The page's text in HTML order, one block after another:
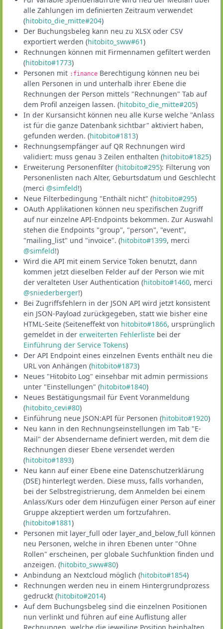
alle Zahlungen im definierten Zeitraum verwendet
(hitobito_die_mitte#204)
Der Buchungsbeleg kann neu zu XLSX oder CSV
exportiert werden (hitobito_sww#61)
Rechnungen können mit Firmennamen gefiltert werden
(hitobito#1773)
Personen mit :finance Berechtigung können neu bei
allen Personen in und unterhalb ihrer Ebene die
Rechnungen der Person mittels "Rechnungen" Tab auf
dem Profil anzeigen lassen. (hitobito_die_mitte#205)
In der Kursansicht können neu alle Kurse welche "Anlass
ist für die ganze Datenbank sichtbar" aktiviert haben,
gefunden werden. (hitobito#1813)
Rechnungsempfänger auf QR Rechnungen wird
validiert: muss genau 3 Zeilen enthalten (hitobito#1825)
Erweiterung Personenfilter (hitobito#295): Filterung von
Personenlisten nach Alter, Geburtsdatum und Geschlecht
(merci @simfeld!)
Neue Filterbedingung "Enthält nicht" (hitobito#295)
OAuth Applikationen können neu spezifischen Zugriff
auf nur einzelne API-Endpoints bekommen. Zur Auswahl
stehen die Endpoints "group", "person", "event",
"mailing_list" und "invoice". (hitobito#1399, merci
@simfeld!)
Wird die API mit einem Service Token benutzt, dann
kommen jetzt dieselben Felder auf der Person wie mit
der veralteten User Authentication (hitobito#1460, merci
@sniederberger!)
Bei Zugriffsfehlern in der JSON API wird jetzt konsistent
ein JSON-Payload zurückgegeben, statt wie bisher eine
HTML-Seite (Seiteneffekt von hitobito#1866, ursprünglich
gemeldet in der erweiterten Fehlerliste bei der
Einführung der Service Tokens)
Der API Endpoint eines einzelnen Events enthält neu die
URL von Anhängen (hitobito#1873)
Neues "Hitobito Log" einsehbar mit admin permissions
unter "Einstellungen" (hitobito#1840)
Neues Bestätigungsmail für Event Voranmeldung
(hitobito_cevi#80)
Einführung neue JSON:API für Personen (hitobito#1920)
Neu kann in den Rechnungseinstellungen im Tab "E-
Mail" der Absendername definiert werden, mit dem die
Rechnungen dieser Ebene versendet werden
(hitobito#1893)
Neu kann auf einer Ebene eine Datenschutzerklärung
(DSE) hinterlegt werden. Diese muss, falls vorhanden,
bei der Selbstregistrierung, dem Anmelden bei einem
Anlass/Kurs oder dem Hinzufügen einer Person auf einer
Gruppe akzeptiert werden um fortzufahren.
(hitobito#1881)
Personen mit layer_full oder layer_and_below_full können
neu Personen, welche in ihren Ebenen unter "Ohne
Rollen" erscheinen, per globale Suchfunktion finden und
anzeigen. (hitobito_sww#80)
Anbindung an Nextcloud möglich (hitobito#1854)
Rechnungen werden neu in einem Hintergrundprozess
gedruckt (hitobito#2014)
Auf dem Buchungsbeleg sind die einzelnen Positionen
nun verlinkt und führen auf eine Auflistung aller